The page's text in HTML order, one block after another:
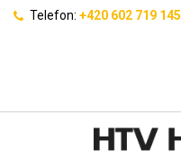
Telefon: +420 602 719 145